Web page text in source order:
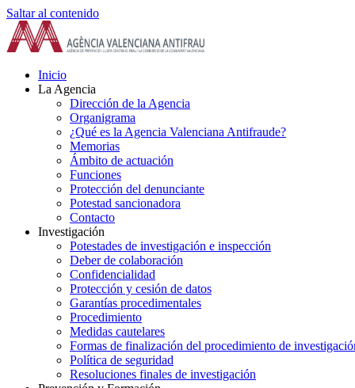
Saltar al contenido
Inicio
La Agencia
Dirección de la Agencia
Organigrama
¿Qué es la Agencia Valenciana Antifraude?
Memorias
Ámbito de actuación
Funciones
Protección del denunciante
Potestad sancionadora
Contacto
Investigación
Potestades de investigación e inspección
Deber de colaboración
Confidencialidad
Protección y cesión de datos
Garantías procedimentales
Procedimiento
Medidas cautelares
Formas de finalización del procedimiento de
Política de seguridad
Resoluciones finales de investigación